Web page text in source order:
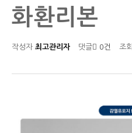
화환리본
작성자 최고관리자 댓글 0건 조회